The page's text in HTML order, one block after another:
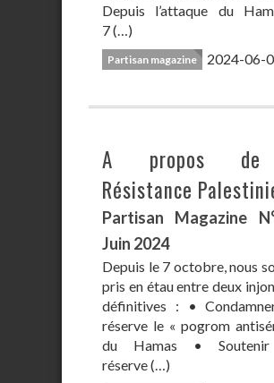
Depuis l’attaque du
7 (…)
Partisan magazine 2024-06-
A propos
Résistance
Partisan Magazine
Juin 2024
Depuis le 7 octobre, nous
pris en étau entre deux
définitives : •
réserve le « pogrom
du Hamas • Soutenir
réserve (…)